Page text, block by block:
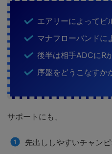
エアリーによってビ
マナフローバンドに
後半は相手ADCにR
序盤をどうこなすか
サポートにも、
先出ししやすいチャン